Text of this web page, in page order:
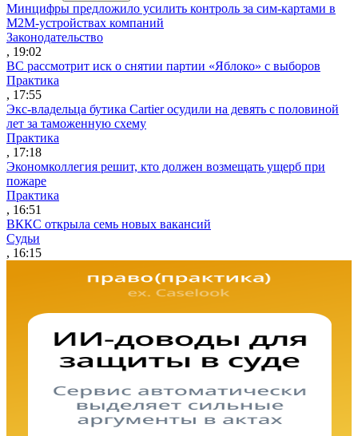
Минцифры предложило усилить контроль за сим-картами в
M2M-устройствах компаний
Законодательство
, 19:02
ВС рассмотрит иск о снятии партии «Яблоко» с выборов
Практика
, 17:55
Экс-владельца бутика Cartier осудили на девять с половиной
лет за таможенную схему
Практика
, 17:18
Экономколлегия решит, кто должен возмещать ущерб при
пожаре
Практика
, 16:51
ВККС открыла семь новых вакансий
Судьи
, 16:15